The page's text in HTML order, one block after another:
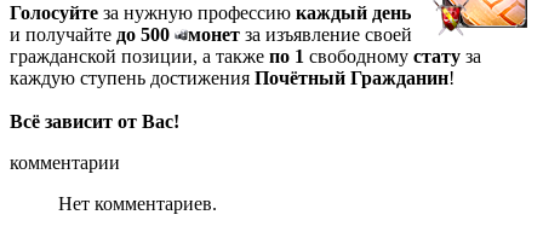
Голосуйте за нужную профессию каждый день
и получайте до 500 монет за изъявление своей
гражданской позиции, а также по 1 свободному стату за
каждую ступень достижения Почётный Гражданин!
Всё зависит от Вас!
комментарии
Нет комментариев.